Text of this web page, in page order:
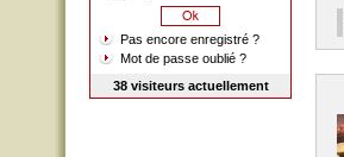
Pas encore enregistré ?
Mot de passe oublié ?
38 visiteurs actuellement